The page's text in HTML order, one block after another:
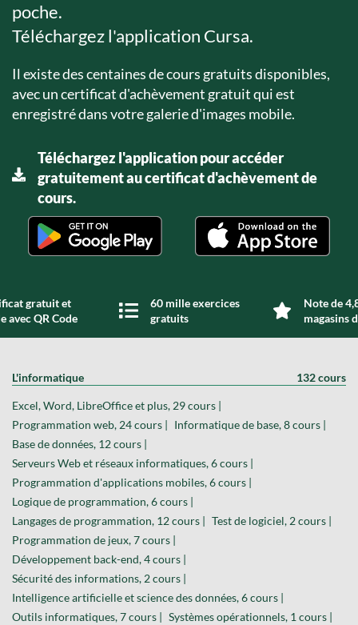
poche.
Téléchargez l'application Cursa.
Il existe des centaines de cours gratuits disponibles,
avec un certificat d'achèvement gratuit qui est
enregistré dans votre galerie d'images mobile.
Téléchargez l'application pour accéder
gratuitement au certificat d'achèvement de
cours.
gratuit et
avec QR Code
60 mille exercices
gratuits
Note de
magasins
L'informatique 132 cours
Excel, Word, LibreOffice et plus, 29 cours |
Programmation web, 24 cours | Informatique de base, 8 cours |
Base de données, 12 cours |
Serveurs Web et réseaux informatiques, 6 cours |
Programmation d'applications mobiles, 6 cours |
Logique de programmation, 6 cours |
Langages de programmation, 12 cours | Test de logiciel, 2 cours |
Programmation de jeux, 7 cours |
Développement back-end, 4 cours |
Sécurité des informations, 2 cours |
Intelligence artificielle et science des données, 6 cours |
Outils informatiques, 7 cours | Systèmes opérationnels, 1 cours |